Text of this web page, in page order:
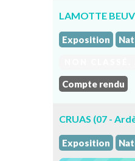
LAMOTTE
Exposition
Compte rendu
CRUAS (07 -
Exposition